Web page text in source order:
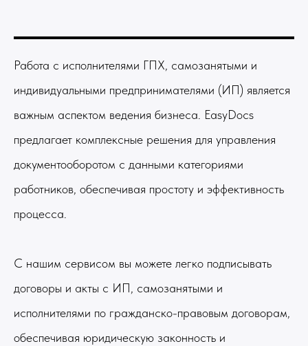
Работа с исполнителями ГПХ, самозанятыми и
индивидуальными предпринимателями (ИП) является
важным аспектом ведения бизнеса. EasyDocs
предлагает комплексные решения для управления
документооборотом с данными категориями
работников, обеспечивая простоту и эффективность
процесса.
С нашим сервисом вы можете легко подписывать
договоры и акты с ИП, самозанятыми и
исполнителями по гражданско-правовым договорам,
обеспечивая юридическую законность и